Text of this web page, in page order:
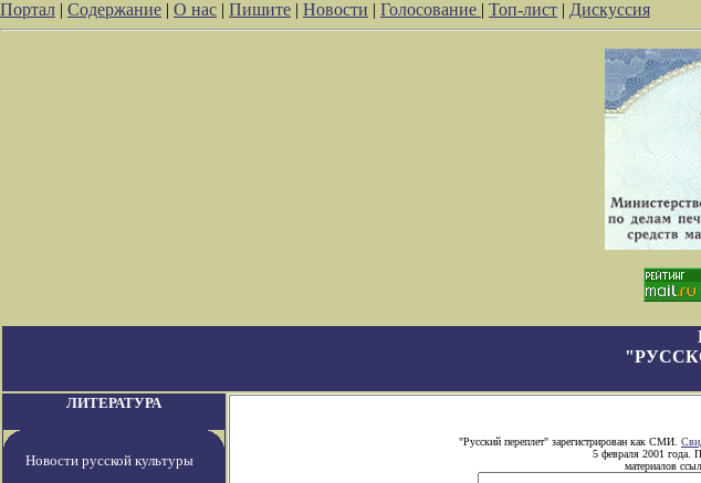
Портал | Содержание | О нас | Пишите | Новости | Голосование | Топ-лист | Дискуссия
ЛИТЕРАТУРА
Новости русской культуры
"Русский переплет" зарегистрирован как СМИ.
5 февраля 2001 года.
материалов